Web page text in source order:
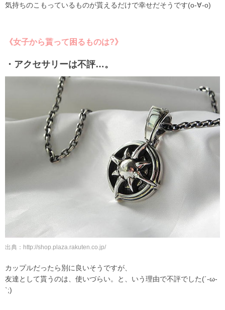
気持ちのこもっているものが貰えるだけで幸せだそうです(o-∀-o)
《女子から貰って困るものは?》
・アクセサリーは不評…。
出典：http://shop.plaza.rakuten.co.jp/
カップルだったら別に良いそうですが、
友達として貰うのは、使いづらい。と、いう理由で不評でした(´-ω-
`;)